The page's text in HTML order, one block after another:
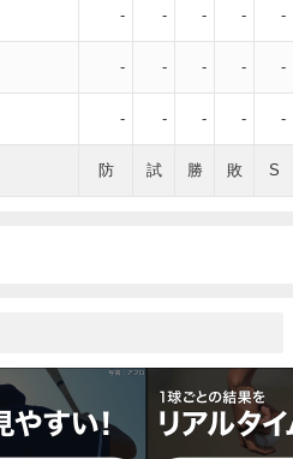
- - - - -
- - - - -
- - - - -
防 試 勝 敗 S